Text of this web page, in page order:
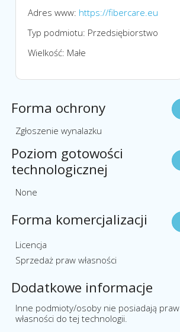
Adres www: https://fibercare.eu
Typ podmiotu: Przedsiębiorstwo
Wielkość: Małe
Forma ochrony
Zgłoszenie wynalazku
Poziom gotowości
technologicznej
None
Forma komercjalizacji
Licencja
Sprzedaż praw własności
Dodatkowe informacje
Inne podmioty/osoby nie posiadają praw
własności do tej technologii.